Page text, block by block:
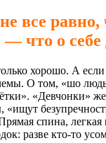
все равно,
— что о
хорошо. А
О том, «шо
«Девчонки»
«ищут
спина, легкая
разве кто-то